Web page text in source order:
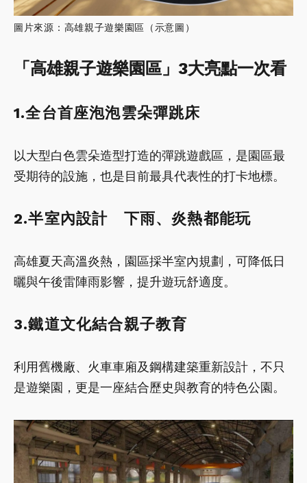
圖片來源：高雄親子遊樂園區（示意圖）
「高雄親子遊樂園區」3大亮點一次看
1.全台首座泡泡雲朵彈跳床
以大型白色雲朵造型打造的彈跳遊戲區，是園區最
受期待的設施，也是目前最具代表性的打卡地標。
2.半室內設計 下雨、炎熱都能玩
高雄夏天高溫炎熱，園區採半室內規劃，可降低日
曬與午後雷陣雨影響，提升遊玩舒適度。
3.鐵道文化結合親子教育
利用舊機廠、火車車廂及鋼構建築重新設計，不只
是遊樂園，更是一座結合歷史與教育的特色公園。